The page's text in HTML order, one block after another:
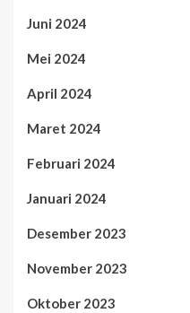
Juni 2024
Mei 2024
April 2024
Maret 2024
Februari 2024
Januari 2024
Desember 2023
November 2023
Oktober 2023